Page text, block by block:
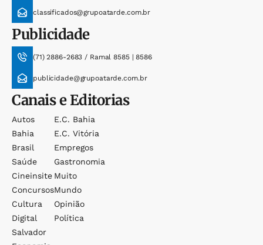
classificados@grupoatarde.com.br
Publicidade
(71) 2886-2683 / Ramal 8585 | 8586
publicidade@grupoatarde.com.br
Canais e Editorias
Autos
Bahia
Brasil
Saúde
Cineinsite
Concursos
Cultura
Digital
Salvador
E.c. Bahia
E.c. Vitória
Empregos
Gastronomia
Muito
Mundo
Opinião
Política